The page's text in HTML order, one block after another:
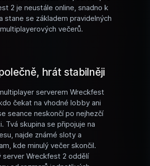
2 je neustále online, snadno k
stane se základem pravidelných
multiplayerových večerů.
hrát stabilněji
serverem Wreckfest
čekat na vhodné lobby ani
seance neskončí po nejhezčí
Tvá skupina se připojuje na
najde známé sloty a
kde minulý večer skončil.
server Wreckfest 2 oddělí